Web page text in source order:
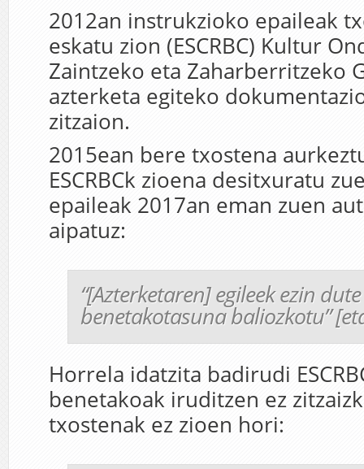
2012an instrukzioko epaileak
eskatu zion (ESCRBC) Kultur
Zaintzeko eta Zaharberritzeko
azterketa egiteko
zitzaion.
2015ean bere txostena
ESCRBCk zioena desitxuratu
epaileak 2017an eman zuen
aipatuz:
“[Azterketaren]egileek ezin
benetakotasuna baliozkotu”
Horrela idatzita badirudi
benetakoak iruditzen ez
txostenak ez zioen hori: